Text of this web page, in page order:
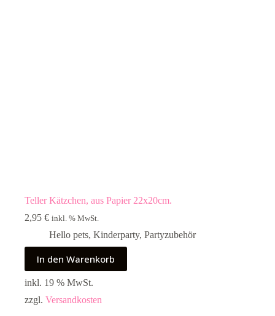
Teller Kätzchen, aus Papier 22x20cm.
2,95 € inkl. % MwSt.
Hello pets, Kinderparty, Partyzubehör
In den Warenkorb
inkl. 19 % MwSt.
zzgl. Versandkosten